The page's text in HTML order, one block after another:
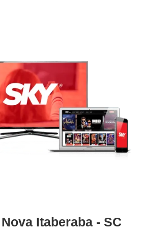
Itaberaba - SC